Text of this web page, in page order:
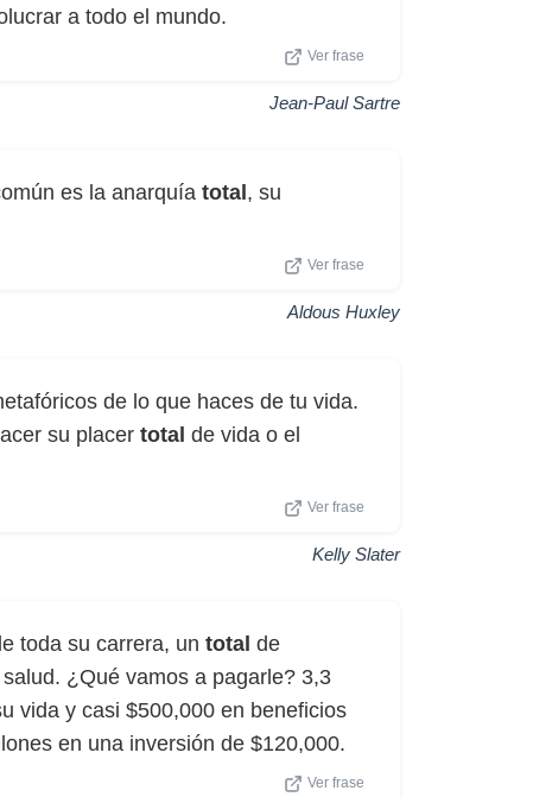
a todo el mundo.
Ver frase
Jean-Paul Sartre
es la anarquía total , su
Ver frase
Aldous Huxley
de lo que haces de tu vida.
su placer total de vida o el
Ver frase
Kelly Slater
toda su carrera, un total de
¿Qué vamos a pagarle? 3,3
vida y casi $500,000 en beneficios
en una inversión de $120,000.
Ver frase